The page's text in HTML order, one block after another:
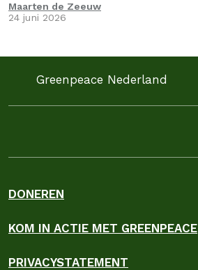
Maarten de Zeeuw
24 juni 2026
Greenpeace Nederland
DONEREN
KOM IN ACTIE MET GREENPEACE
PRIVACYSTATEMENT